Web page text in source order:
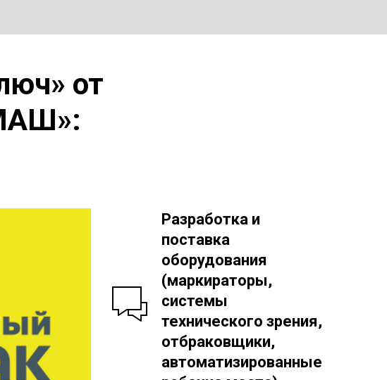
от
Разработка и
поставка
оборудования
(маркираторы,
системы
технического зрения,
отбраковщики,
автоматизированные